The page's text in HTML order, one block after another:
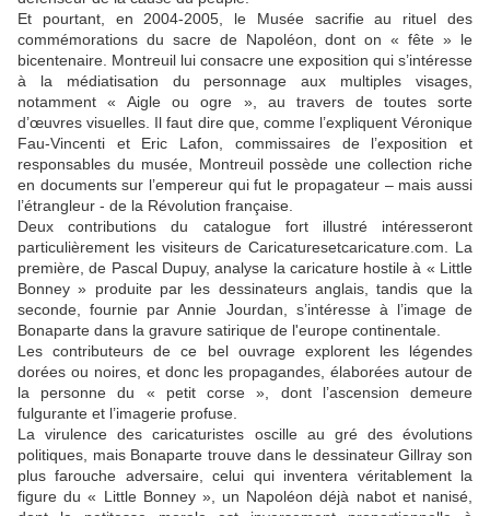
Et pourtant, en 2004-2005, le Musée sacrifie au rituel des
commémorations du sacre de Napoléon, dont on « fête » le
bicentenaire. Montreuil lui consacre une exposition qui s’intéresse
à la médiatisation du personnage aux multiples visages,
notamment « Aigle ou ogre », au travers de toutes sorte
d’œuvres visuelles. Il faut dire que, comme l’expliquent Véronique
Fau-Vincenti et Eric Lafon , commissaires de l’exposition et
responsables du musée, Montreuil possède une collection riche
en documents sur l’empereur qui fut le propagateur – mais aussi
l’étrangleur - de la Révolution française.
Deux contributions du catalogue fort illustré intéresseront
particulièrement les visiteurs deCaricaturesetcaricature.com.
La
première, de Pascal Dupuy, analyse la caricature hostile à « Little
Bonney » produite par les dessinateurs anglais, tandis que la
seconde, fournie par Annie Jourdan, s’intéresse à l’image de
Bonaparte dans la gravure satirique de l'europe continentale.
Les contributeurs de ce bel ouvrage explorent les légendes
dorées ou noires, et donc les propagandes, élaborées autour de
la personne du « petit corse », dont l’ascension demeure
fulgurante et l’imagerie profuse.
La virulence des caricaturistes oscille au gré des évolutions
politiques, mais Bonaparte trouve dans le dessinateurGillray son
plus farouche adversaire, celui qui inventera véritablement la
figure du « Little Bonney», un Napoléon déjà nabot et nanisé,